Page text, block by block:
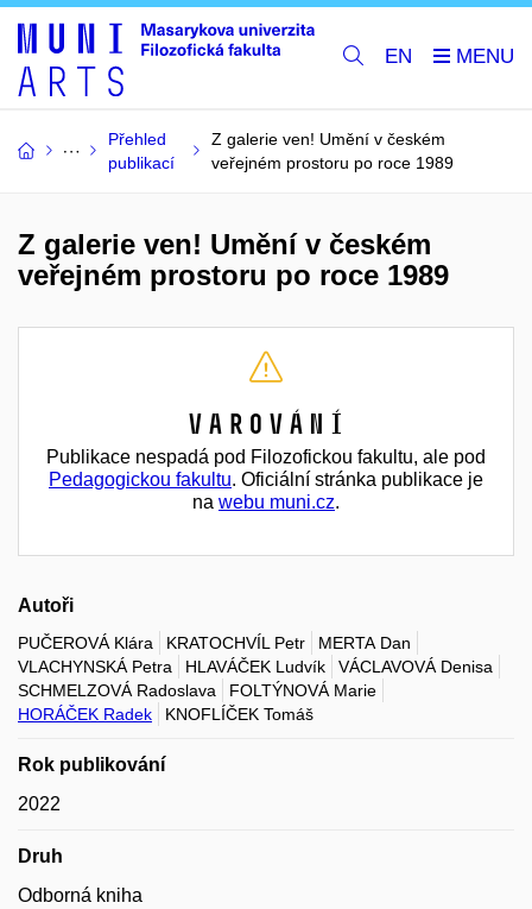
EN
Přehled
publikací
Z galerie ven! Umění v českém
veřejném prostoru po roce 1989
Z galerie ven! Umění v českém
veřejném prostoru po roce 1989
Varování
Publikace nespadá pod Filozofickou fakultu, ale pod
Pedagogickou fakultu. Oficiální stránka publikace je
na webu muni.cz.
Autoři
PUČEROVÁ Klára KRATOCHVÍL Petr
MERTA Dan
VLACHYNSKÁ Petra
HLAVÁČEK Ludvík
VÁCLAVOVÁ Denisa
SCHMELZOVÁ Radoslava
FOLTÝNOVÁ Marie
HORÁČEK Radek
KNOFLÍČEK Tomáš
Rok publikování
2022
Druh
Odborná kniha